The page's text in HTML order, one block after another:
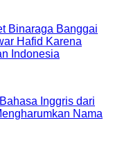
Binaraga Banggai
Hafid Karena
Indonesia
Inggris dari
Nama